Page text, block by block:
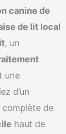
canine de
de lit local
, un
une
d’un
complète de
haut de